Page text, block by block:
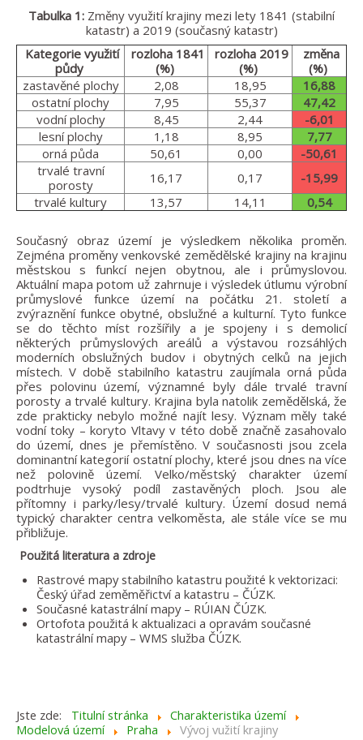
Tabulka 1: Změny využití krajiny mezi lety 1841 (stabilní
katastr) a 2019 (současný katastr)
Kategorie využití
půdy
rozloha 1841
(%)
rozloha 2019
(%)
změna
(%)
zastavěné plochy
2,08 18,95
16,88
ostatní plochy
7,95 55,37
47,42
vodní plochy
8,45 2,44
-6,01
lesní plochy
1,18 8,95
7,77
orná půda
50,61 0,00
-50,61
trvalé travní
porosty
16,17 0,17
-15,99
trvalé kultury
13,57 14,11 0,54
Současný obraz území je výsledkem několika proměn.
Zejména proměny venkovské zemědělské krajiny na krajinu
městskou s funkcí nejen obytnou, ale i průmyslovou.
Aktuální mapa potom už zahrnuje i výsledek útlumu výrobní
průmyslové funkce území na počátku 21. století a
zvýraznění funkce obytné, obslužné a kulturní. Tyto funkce
se do těchto míst rozšířily a je spojeny i s demolicí
některých průmyslových areálů a výstavou rozsáhlých
moderních obslužných budov i obytných celků na jejich
místech. V době stabilního katastru zaujímala orná půda
přes polovinu území, významné byly dále trvalé travní
porosty a trvalé kultury. Krajina byla natolik zemědělská, že
zde prakticky nebylo možné najít lesy. Význam měly také
vodní toky – koryto Vltavy v této době značně zasahovalo
do území, dnes je přemístěno. V současnosti jsou zcela
dominantní kategorií ostatní plochy, které jsou dnes na více
než polovině území. Velko/městský charakter území
podtrhuje vysoký podíl zastavěných ploch. Jsou ale
přítomny i parky/lesy/trvalé kultury. Území dosud nemá
typický charakter centra velkoměsta, ale stále více se mu
přibližuje.
Použitá literatura a zdroje
Rastrové mapy stabilního katastru použité k vektorizaci:
Český úřad zeměměřictví a katastru – ČÚZK.
Současné katastrální mapy – RÚIAN ČÚZK.
Ortofota použitá k aktualizaci a opravám současné
katastrální mapy – WMS služba ČÚZK.
Jste zde: Titulní stránka
Charakteristika území
Modelová území
Praha Vývoj vužití krajiny